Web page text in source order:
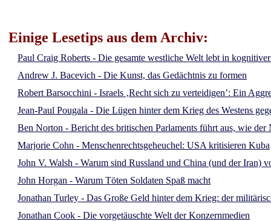
Einige Lesetips aus dem Archiv:
Paul Craig Roberts - Die gesamte westliche Welt lebt in
Andrew J. Bacevich - Die Kunst, das Gedächtnis zu formen
Robert Barsocchini - Israels ‚Recht sich zu verteidigen’: Ein
Jean-Paul Pougala - Die Lügen hinter dem Krieg des Westens
Ben Norton - Bericht des britischen Parlaments führt aus, wie
Marjorie Cohn - Menschenrechtsgeheuchel: USA kritisieren Kuba
John V. Walsh - Warum sind Russland und China (und der Iran)
John Horgan - Warum Töten Soldaten Spaß macht
Jonathan Turley - Das Große Geld hinter dem Krieg: der
Jonathan Cook - Die vorgetäuschte Welt der Konzernmedien